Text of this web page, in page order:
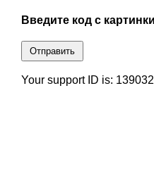
Введите код с
Отправить
Your support ID is: